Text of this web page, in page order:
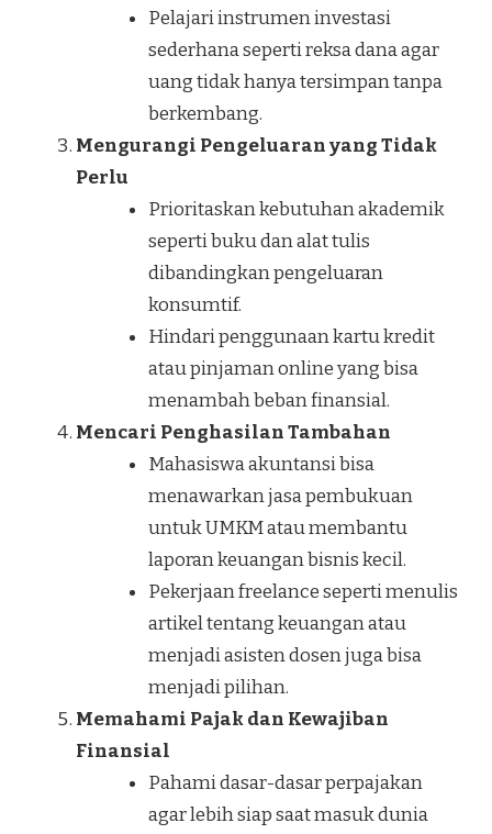
Pelajari instrumen investasi
sederhana seperti reksa dana agar
uang tidak hanya tersimpan tanpa
berkembang.
Mengurangi Pengeluaran yang Tidak
Perlu
Prioritaskan kebutuhan akademik
seperti buku dan alat tulis
dibandingkan pengeluaran
konsumtif.
Hindari penggunaan kartu kredit
atau pinjaman online yang bisa
menambah beban finansial.
Mencari Penghasilan Tambahan
Mahasiswa akuntansi bisa
menawarkan jasa pembukuan
untuk UMKM atau membantu
laporan keuangan bisnis kecil.
Pekerjaan freelance seperti menulis
artikel tentang keuangan atau
menjadi asisten dosen juga bisa
menjadi pilihan.
Memahami Pajak dan Kewajiban
Finansial
Pahami dasar-dasar perpajakan
agar lebih siap saat masuk dunia